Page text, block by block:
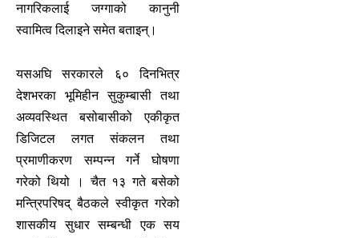
नागरिकलाई जग्गाको कानुनी
स्वामित्व दिलाइने समेत बताइन्।
यसअघि सरकारले ६० दिनभित्र
देशभरका भूमिहीन सुकुम्बासी तथा
अव्यवस्थित बसोबासीको एकीकृत
डिजिटल लगत संकलन तथा
प्रमाणीकरण सम्पन्न गर्ने घोषणा
गरेको थियो । चैत १३ गते बसेको
मन्त्रिपरिषद् बैठकले स्वीकृत गरेको
शासकीय सुधार सम्बन्धी एक सय